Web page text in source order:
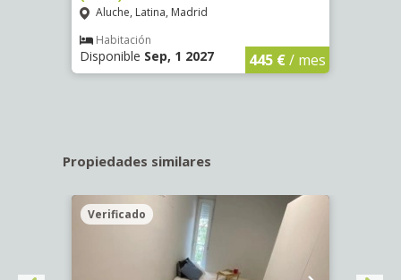
Aluche, Latina, Madrid
Habitación
Disponible Sep, 1 2027 445 €/ mes
Propiedades similares
Verificado